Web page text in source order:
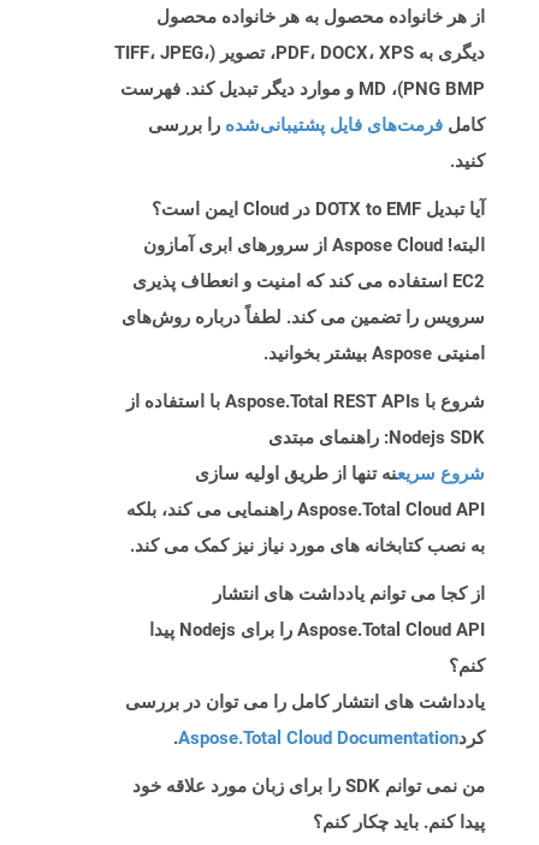
از هر خانواده محصول به هر خانواده محصول
دیگری به PDF، DOCX، XPS، تصویر (TIFF، JPEG،
PNG BMP)، MD و موارد دیگر تبدیل کند. فهرست
کامل فرمت‌های فایل پشتیبانی‌شده را بررسی
کنید.
آیا تبدیل DOTX to EMF در Cloud ایمن است؟
البته! Aspose Cloud از سرورهای ابری آمازون
EC2 استفاده می کند که امنیت و انعطاف پذیری
سرویس را تضمین می کند. لطفاً درباره روش‌های
امنیتی Aspose بیشتر بخوانید.
شروع با Aspose.Total REST APIs با استفاده از
Nodejs SDK: راهنمای مبتدی
شروع سریعنه تنها از طریق اولیه سازی
Aspose.Total Cloud API راهنمایی می کند، بلکه
به نصب کتابخانه های مورد نیاز نیز کمک می کند.
از کجا می توانم یادداشت های انتشار
Aspose.Total Cloud API را برای Nodejs پیدا
کنم؟
یادداشت های انتشار کامل را می توان در بررسی
کردAspose.Total Cloud Documentation
.
من نمی توانم SDK را برای زبان مورد علاقه خود
پیدا کنم. باید چکار کنم؟